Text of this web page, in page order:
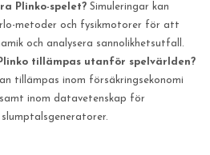
Plinko-spelet? Simuleringar kan
metoder och fysikmotorer för att
och analysera sannolikhetsutfall.
tillämpas utanför spelvärlden?
tillämpas inom försäkringsekonomi
inom datavetenskap för